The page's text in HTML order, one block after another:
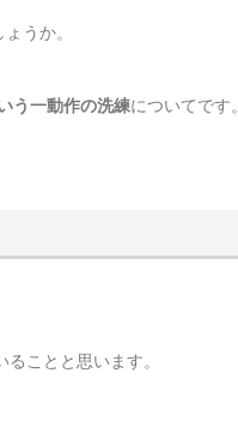
うか。
う一動作の洗練についてです。
ことと思います。